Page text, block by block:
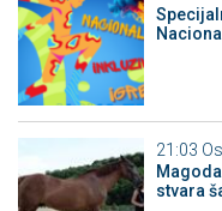
21:03
stvara